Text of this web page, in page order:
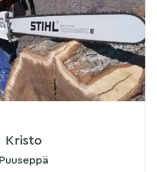
Kristo
Puuseppä